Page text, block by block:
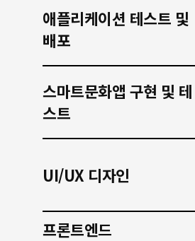
애플리케이션 테스트 및
배포
스마트문화앱 구현 및 테
스트
UI/UX 디자인
프론트엔드